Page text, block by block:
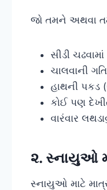
જો તમને અથવા
સીડી
ચાલવાની
હાથની પકડ
કોઈ પણ
વારંવાર
૨. સ્નાયુઓ
સ્નાયુઓ માટે